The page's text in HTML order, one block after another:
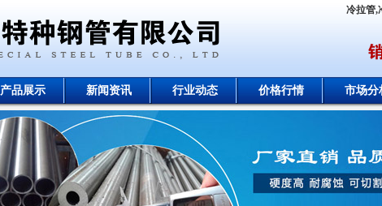
冷拉管,
产品展示 新闻资讯 行业动态 价格行情 市场分